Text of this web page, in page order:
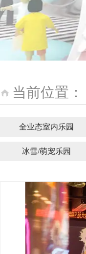
当前位置：
全业态室内乐园
冰雪/萌宠乐园